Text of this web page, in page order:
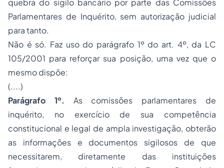
quebra do sigilo bancário por parte das Comissões
Parlamentares de Inquérito, sem autorização judicial
para tanto.
Não é só. Faz uso do parágrafo 1º do art. 4º, da LC
105/2001 para reforçar sua posição, uma vez que o
mesmo dispõe:
(....)
Parágrafo 1º. As comissões parlamentares de
inquérito, no exercício de sua competência
constitucional e legal de ampla investigação, obterão
as informações e documentos sigilosos de que
necessitarem, diretamente das instituições